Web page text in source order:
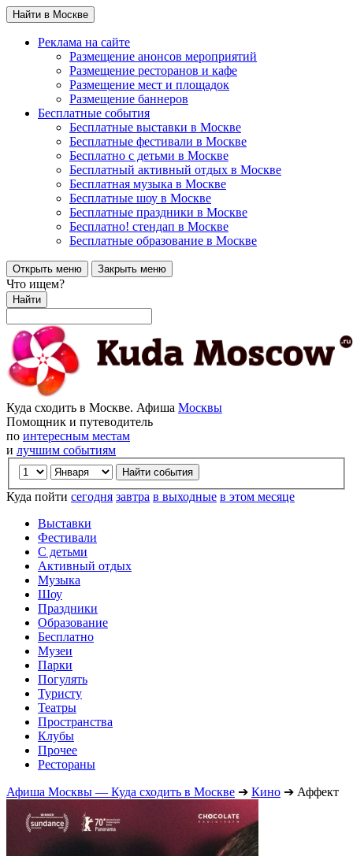
Найти в Москве
Реклама на сайте
Размещение анонсов мероприятий
Размещение ресторанов и кафе
Размещение мест и площадок
Размещение баннеров
Бесплатные события
Бесплатные выставки в Москве
Бесплатные фестивали в Москве
Бесплатно с детьми в Москве
Бесплатный активный отдых в Москве
Бесплатная музыка в Москве
Бесплатные шоу в Москве
Бесплатные праздники в Москве
Бесплатно! стендап в Москве
Бесплатные образование в Москве
Открыть меню Закрыть меню
Что ищем?
Найти
Куда сходить в Москве. Афиша Москвы
Помощник и путеводитель
по интересным местам
и лучшим событиям
Куда пойти сегодня завтра в выходные в этом месяце
Выставки
Фестивали
С детьми
Активный отдых
Музыка
Шоу
Праздники
Образование
Бесплатно
Музеи
Парки
Погулять
Туристу
Театры
Пространства
Клубы
Прочее
Рестораны
Афиша Москвы — Куда сходить в Москве ➔ Кино ➔ Аффект